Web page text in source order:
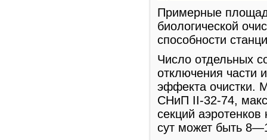
Примерные
биологической
способности
Число отдельных
отключения части
эффекта очистки.
СНиП II-32-74,
секций
сут может быть